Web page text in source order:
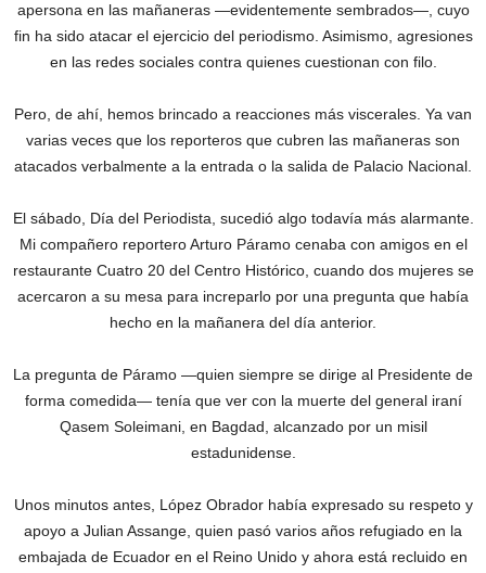
apersona en las mañaneras —evidentemente sembrados—, cuyo
fin ha sido atacar el ejercicio del periodismo. Asimismo, agresiones
en las redes sociales contra quienes cuestionan con filo.
Pero, de ahí, hemos brincado a reacciones más viscerales. Ya van
varias veces que los reporteros que cubren las mañaneras son
atacados verbalmente a la entrada o la salida de Palacio Nacional.
El sábado, Día del Periodista, sucedió algo todavía más alarmante.
Mi compañero reportero Arturo Páramo cenaba con amigos en el
restaurante Cuatro 20 del Centro Histórico, cuando dos mujeres se
acercaron a su mesa para increparlo por una pregunta que había
hecho en la mañanera del día anterior.
La pregunta de Páramo —quien siempre se dirige al Presidente de
forma comedida— tenía que ver con la muerte del general iraní
Qasem Soleimani, en Bagdad, alcanzado por un misil
estadunidense.
Unos minutos antes, López Obrador había expresado su respeto y
apoyo a Julian Assange, quien pasó varios años refugiado en la
embajada de Ecuador en el Reino Unido y ahora está recluido en